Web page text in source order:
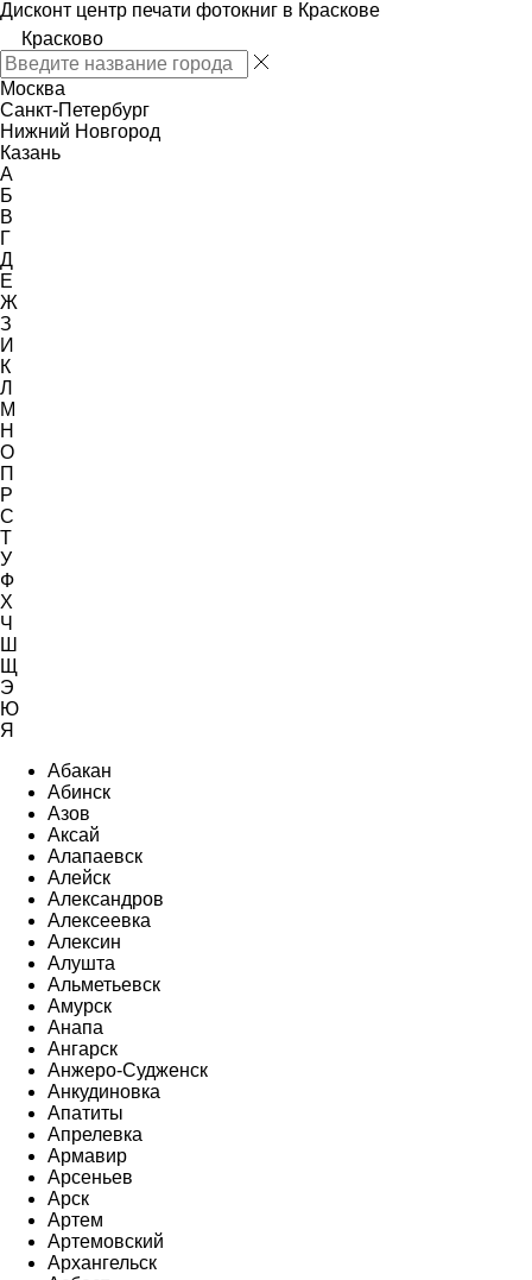
Дисконт центр печати фотокниг в Краскове
Красково
Москва
Санкт-Петербург
Нижний Новгород
Казань
А
Б
В
Г
Д
Е
Ж
З
И
К
Л
М
Н
О
П
Р
С
Т
У
Ф
Х
Ч
Ш
Щ
Э
Ю
Я
Абакан
Абинск
Азов
Аксай
Алапаевск
Алейск
Александров
Алексеевка
Алексин
Алушта
Альметьевск
Амурск
Анапа
Ангарск
Анжеро-Судженск
Анкудиновка
Апатиты
Апрелевка
Армавир
Арсеньев
Арск
Артем
Артемовский
Архангельск